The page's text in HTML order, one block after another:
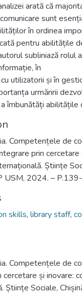
arată că
sunt
în ordinea
pentru abilitățile
subliniază rolul
în
utilizatorii și în
urmăririi
îmbunătăți abilitățile
Competențele de
prin
Științe
USM, 2024. –
skills, library staff,
Competențele de
cercetare și inovare:
Științe Sociale,